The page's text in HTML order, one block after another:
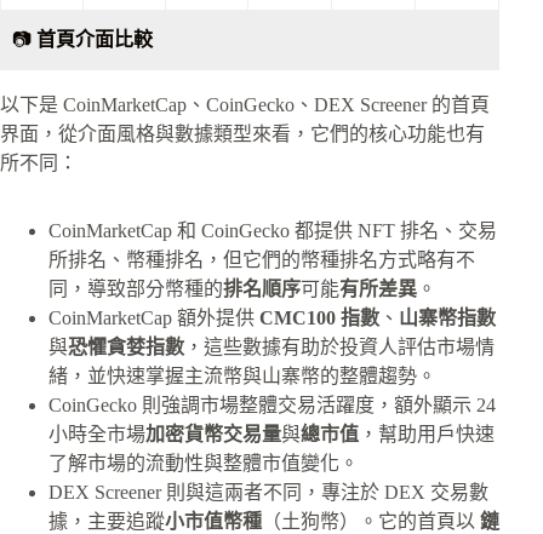
📷 首頁介面比較
以下是 CoinMarketCap、CoinGecko、DEX Screener 的首頁
界面，從介面風格與數據類型來看，它們的核心功能也有
所不同：
CoinMarketCap 和 CoinGecko 都提供 NFT 排名、交易
所排名、幣種排名，但它們的幣種排名方式略有不
同，導致部分幣種的排名順序可能有所差異 。
CoinMarketCap 額外提供 CMC100 指數 、 山寨幣指數
與恐懼貪婪指數 ，這些數據有助於投資人評估市場情
緒，並快速掌握主流幣與山寨幣的整體趨勢。
CoinGecko 則強調市場整體交易活躍度，額外顯示 24
小時全市場加密貨幣交易量與總市值 ，幫助用戶快速
了解市場的流動性與整體市值變化。
DEX Screener 則與這兩者不同，專注於 DEX 交易數
據，主要追蹤小市值幣種 （土狗幣）。它的首頁以 鏈